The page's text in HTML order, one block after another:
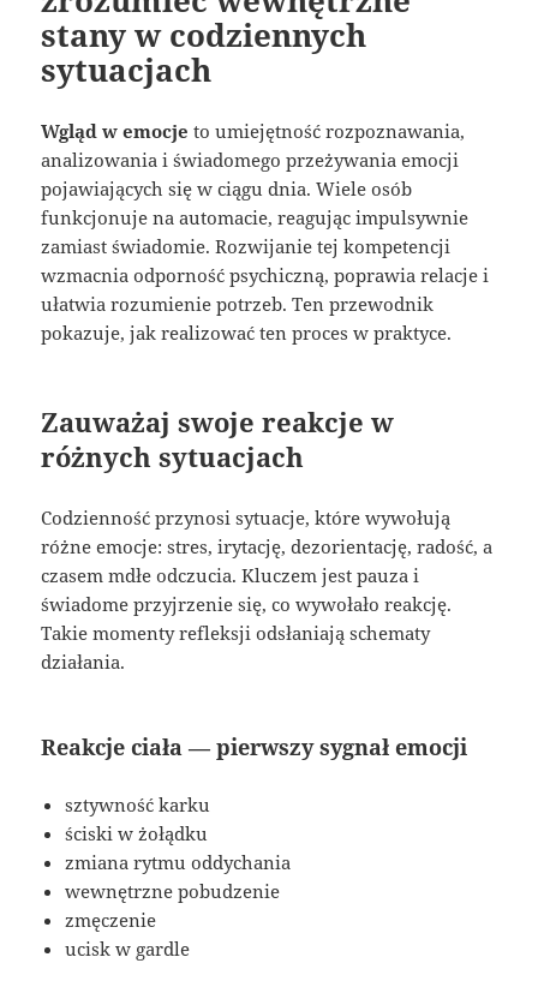
stany w codziennych
sytuacjach
Wgląd w emocje to umiejętność rozpoznawania,
analizowania i świadomego przeżywania emocji
pojawiających się w ciągu dnia. Wiele osób
funkcjonuje na automacie, reagując impulsywnie
zamiast świadomie. Rozwijanie tej kompetencji
wzmacnia odporność psychiczną, poprawia relacje i
ułatwia rozumienie potrzeb. Ten przewodnik
pokazuje, jak realizować ten proces w praktyce.
Zauważaj swoje reakcje w
różnych sytuacjach
Codzienność przynosi sytuacje, które wywołują
różne emocje: stres, irytację, dezorientację, radość, a
czasem mdłe odczucia. Kluczem jest pauza i
świadome przyjrzenie się, co wywołało reakcję.
Takie momenty refleksji odsłaniają schematy
działania.
Reakcje ciała — pierwszy sygnał emocji
sztywność karku
ściski w żołądku
zmiana rytmu oddychania
wewnętrzne pobudzenie
zmęczenie
ucisk w gardle